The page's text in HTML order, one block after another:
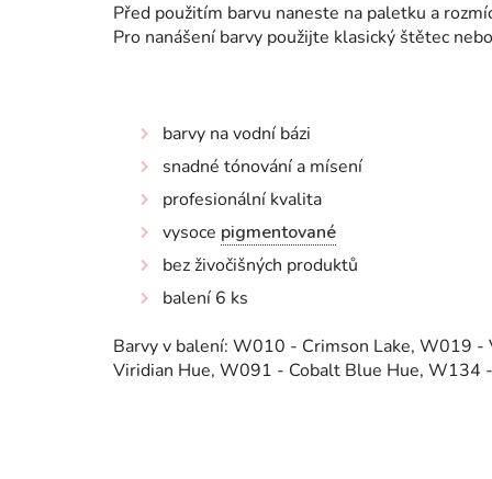
Před použitím barvu naneste na paletku a
Pro nanášení barvy použijte klasický štětec nebo
barvy na vodní bázi
snadné tónování a mísení
profesionální kvalita
vysoce pigmentované
bez živočišných produktů
balení 6 ks
Barvy v balení: W010 - Crimson Lake, W019
Viridian Hue, W091 - Cobalt Blue Hue, W134